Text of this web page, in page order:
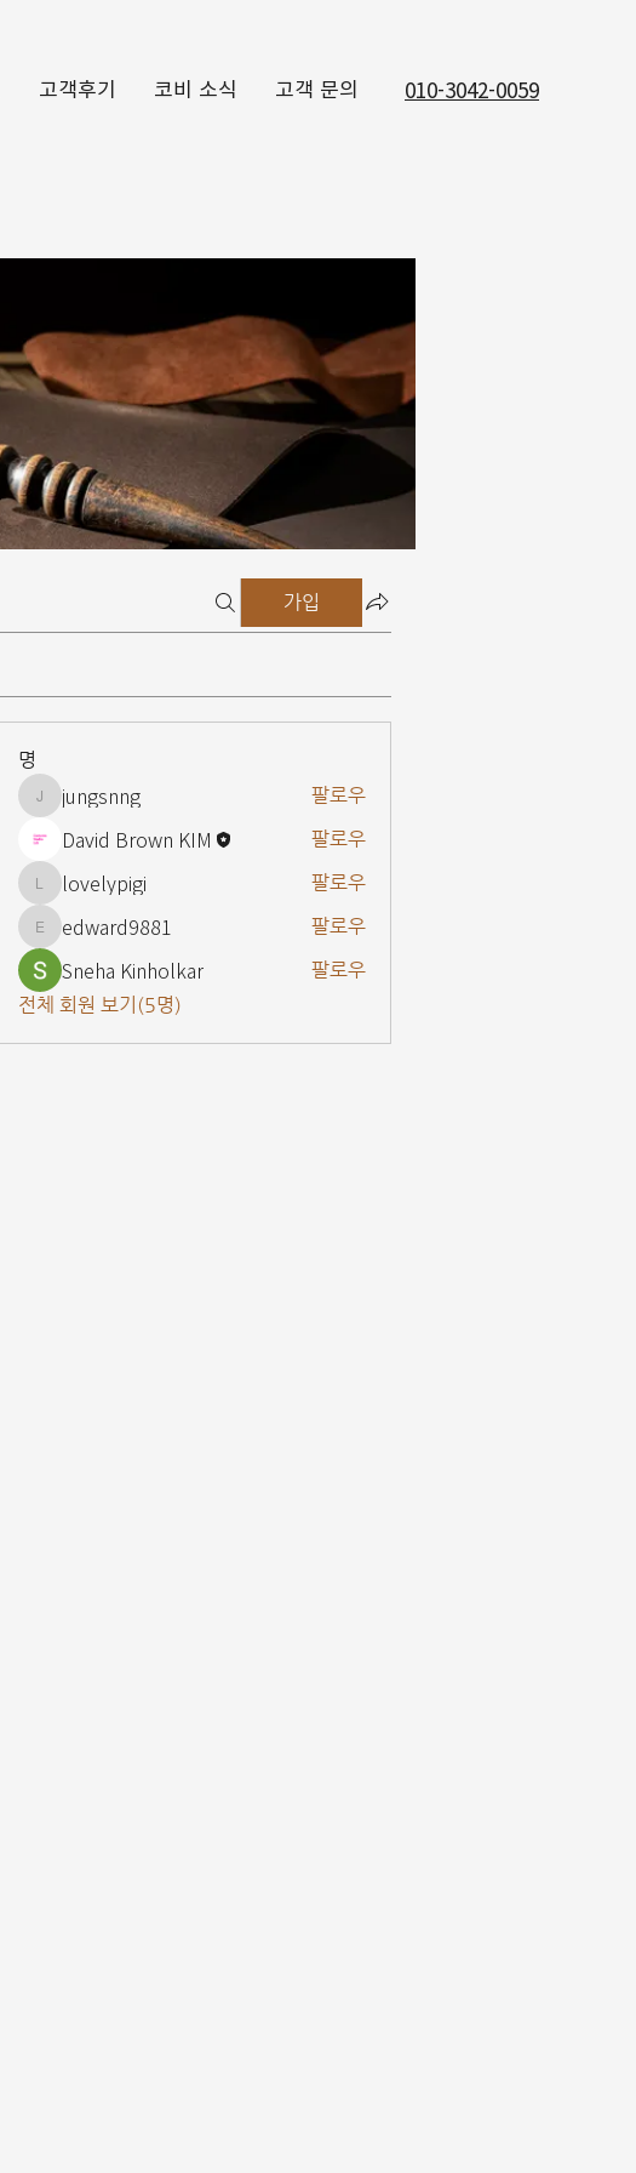
고객후기 코비 소식 고객 문의 010-3042-0059
가입
명
jungsnng
jungsnng 팔로우
David Brown KIM 팔로우
lovelypigi
lovelypigi 팔로우
edward9881
edward9881 팔로우
Sneha Kinholkar
팔로우
전체 회원 보기(5명)